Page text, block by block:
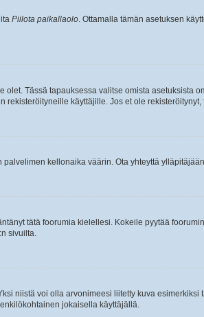
Piilota paikallaolo . Ottamalla tämän asetuksen
Tässä tapauksessa valitse omista asetuksista
käyttäjille. Jos et ole rekisteröitynyt,
kellonaika väärin. Ota yhteyttä
tätä foorumia kielellesi. Kokeile pyytää
sivuilta.
niistä voi olla arvonimeesi liitetty kuva
jokaisella käyttäjällä.